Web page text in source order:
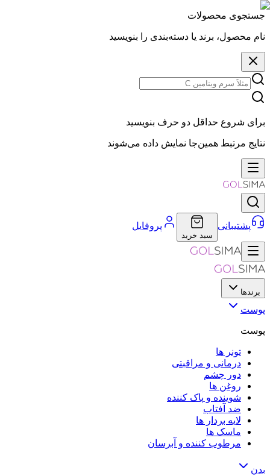
جستجوی محصولات
نام محصول، برند یا دسته‌بندی را بنویسید
برای شروع حداقل دو حرف بنویسید
نتایج مرتبط همین‌جا نمایش داده می‌شوند
پشتیبانی
سبد خرید
پروفایل
برندها
پوست
پوست
تونر ها
درمانی و مراقبتی
دور چشم
روغن ها
شوینده و پاک کننده
ضد آفتاب
لایه‌ بردار ها
ماسک ها
مرطوب کننده و آبرسان
بدن